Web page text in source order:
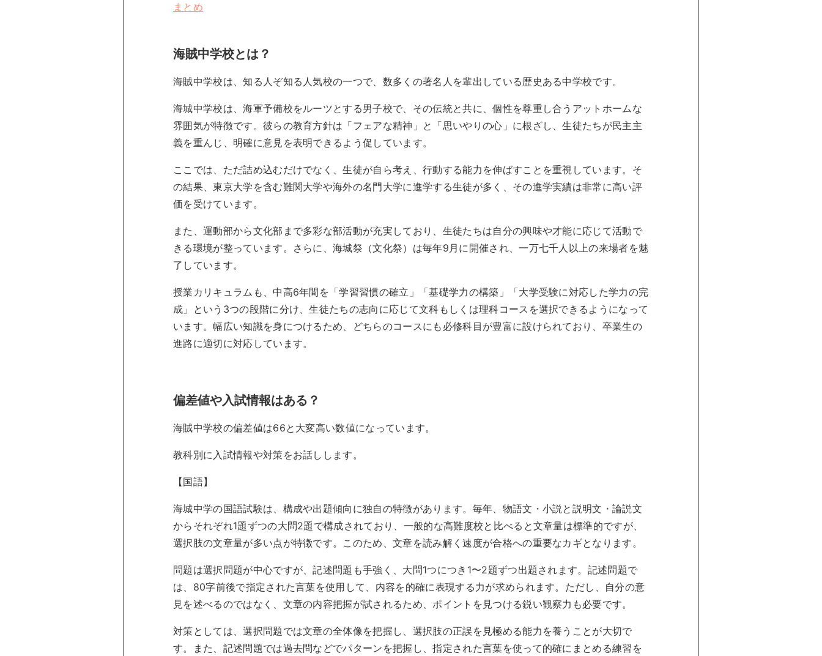
まとめ
海賊中学校とは？
海賊中学校は、知る人ぞ知る人気校の一つで、数多くの著名人を輩出している歴史ある中学校です。
海城中学校は、海軍予備校をルーツとする男子校で、その伝統と共に、個性を尊重し合うアットホームな
雰囲気が特徴です。彼らの教育方針は「フェアな精神」と「思いやりの心」に根ざし、生徒たちが民主主
義を重んじ、明確に意見を表明できるよう促しています。
ここでは、ただ詰め込むだけでなく、生徒が自ら考え、行動する能力を伸ばすことを重視しています。そ
の結果、東京大学を含む難関大学や海外の名門大学に進学する生徒が多く、その進学実績は非常に高い評
価を受けています。
また、運動部から文化部まで多彩な部活動が充実しており、生徒たちは自分の興味や才能に応じて活動で
きる環境が整っています。さらに、海城祭（文化祭）は毎年9月に開催され、一万七千人以上の来場者を魅
了しています。
授業カリキュラムも、中高6年間を「学習習慣の確立」「基礎学力の構築」「大学受験に対応した学力の完
成」という3つの段階に分け、生徒たちの志向に応じて文科もしくは理科コースを選択できるようになって
います。幅広い知識を身につけるため、どちらのコースにも必修科目が豊富に設けられており、卒業生の
進路に適切に対応しています。
偏差値や入試情報はある？
海賊中学校の偏差値は66と大変高い数値になっています。
教科別に入試情報や対策をお話しします。
【国語】
海城中学の国語試験は、構成や出題傾向に独自の特徴があります。毎年、物語文・小説と説明文・論説文
からそれぞれ1題ずつの大問2題で構成されており、一般的な高難度校と比べると文章量は標準的ですが、
選択肢の文章量が多い点が特徴です。このため、文章を読み解く速度が合格への重要なカギとなります。
問題は選択問題が中心ですが、記述問題も手強く、大問1つにつき1〜2題ずつ出題されます。記述問題で
は、80字前後で指定された言葉を使用して、内容を的確に表現する力が求められます。ただし、自分の意
見を述べるのではなく、文章の内容把握が試されるため、ポイントを見つける鋭い観察力も必要です。
対策としては、選択問題では文章の全体像を把握し、選択肢の正誤を見極める能力を養うことが大切で
す。また、記述問題では過去問などでパターンを把握し、指定された言葉を使って的確にまとめる練習を